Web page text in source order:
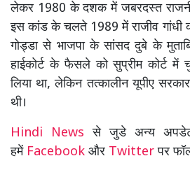
लेकर 1980 के दशक में जबरदस्त
इस कांड के चलते 1989 में राजीव गांधी
गोड्डा से भाजपा के सांसद दुबे के
हाईकोर्ट के फैसले को सुप्रीम कोर्ट में
लिया था, लेकिन तत्कालीन यूपीए
थी।
Hindi Newsसे जुडे अन्य
हमें Facebook और Twitterपर